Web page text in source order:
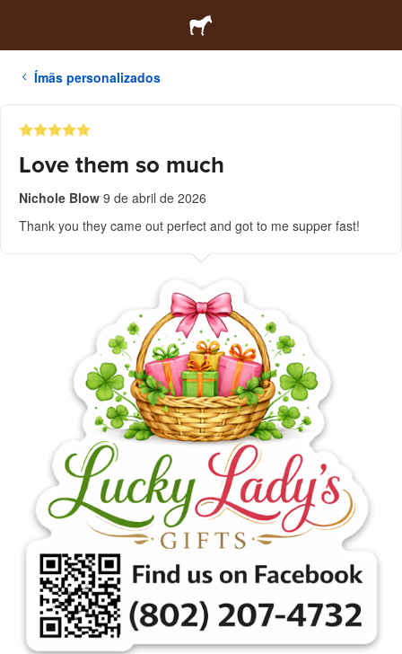
Ímãs personalizados
Love them so much
Nichole Blow 9 de abril de 2026
Thank you they came out perfect and got to me supper fast!